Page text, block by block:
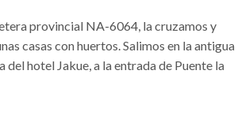
provincial NA-6064, la cruzamos y
casas con huertos. Salimos en la antigua
del hotel Jakue, a la entrada de Puente la